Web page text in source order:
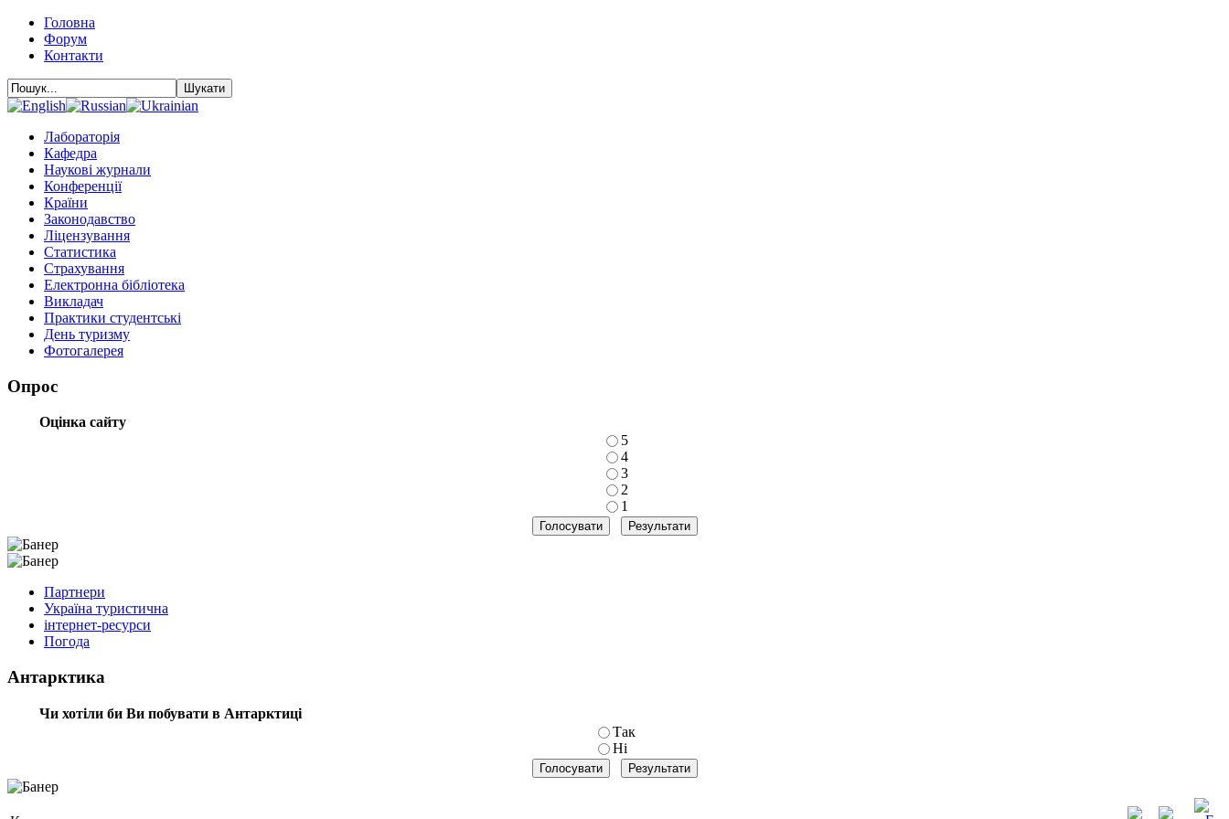
Головна
Форум
Контакти
Лабораторія
Кафедра
Наукові журнали
Конференції
Країни
Законодавство
Ліцензування
Статистика
Страхування
Електронна бібліотека
Викладач
Практики студентські
День туризму
Фотогалерея
Опрос
Оцінка сайту
5
4
3
2
1
Партнери
Україна туристична
інтернет-ресурси
Погода
Антарктика
Чи хотіли би Ви побувати в Антарктиці
Так
Ні